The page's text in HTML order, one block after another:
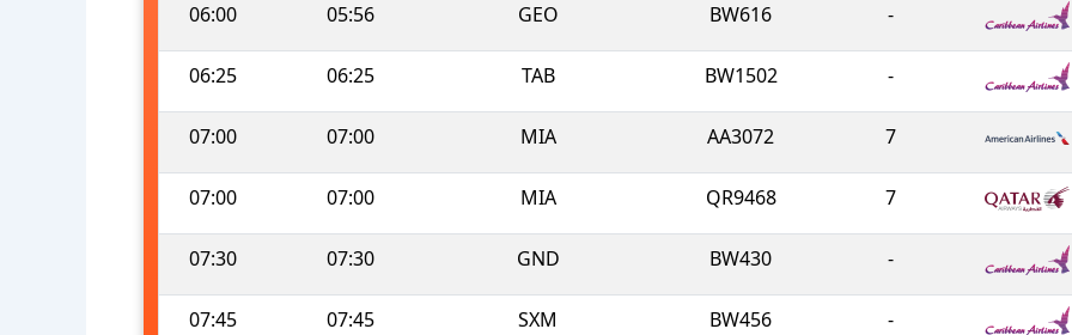
06:00 05:56 GEO BW616 -
06:25 06:25 TAB BW1502 -
07:00 07:00 MIA AA3072 7
07:00 07:00 MIA QR9468 7
07:30 07:30 GND BW430 -
07:45 07:45 SXM BW456 -